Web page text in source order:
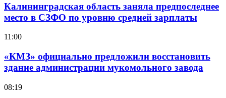
Калининградская область заняла предпоследнее
место в СЗФО по уровню средней зарплаты
11:00
«КМЗ» официально предложили восстановить
здание администрации мукомольного завода
08:19